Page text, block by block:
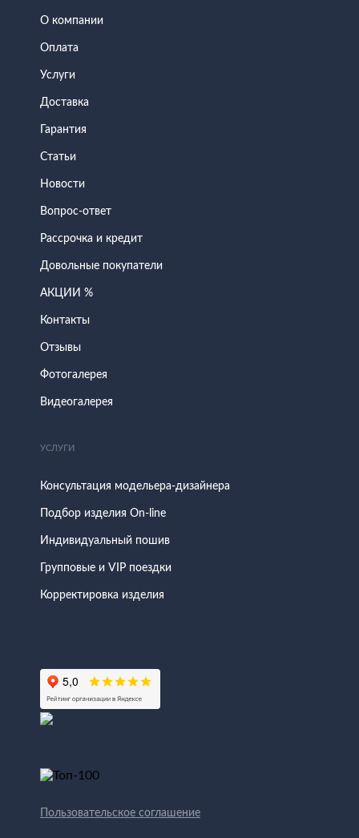
О компании
Оплата
Услуги
Доставка
Гарантия
Статьи
Новости
Вопрос-ответ
Рассрочка и кредит
Довольные покупатели
АКЦИИ %
Контакты
Отзывы
Фотогалерея
Видеогалерея
УСЛУГИ
Консультация модельера-дизайнера
Подбор изделия On-line
Индивидуальный пошив
Групповые и VIP поездки
Корректировка изделия
Пользовательское соглашение